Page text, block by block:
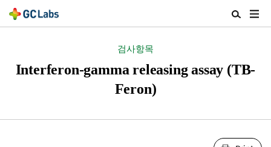
검
색
검사항목
Interferon-gamma releasing assay (TB-
Feron)